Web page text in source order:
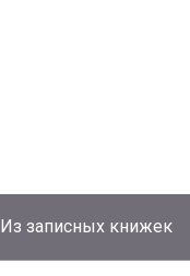
Из записных книжек